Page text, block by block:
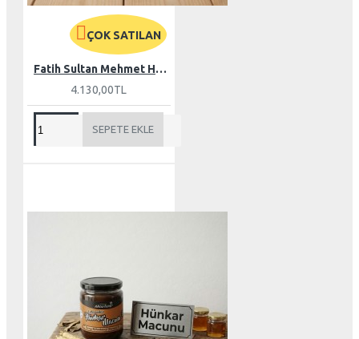
ÇOK SATILAN
Fatih Sultan Mehmet Han Macunu - 2 kg
4.130,00TL
SEPETE EKLE